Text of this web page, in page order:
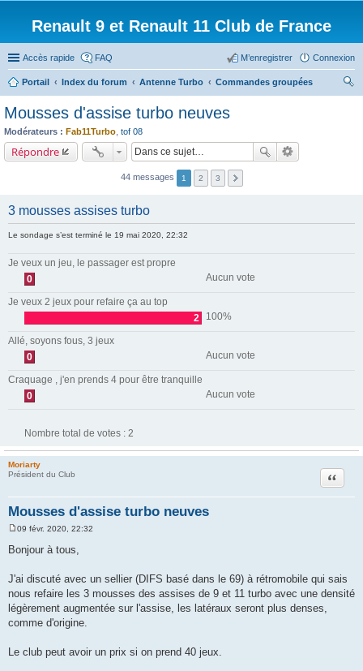
Renault 9 et Renault 11 Club de France
Accès rapide FAQ Connexion
M’enregistrer
Portail Index du forum Antenne Turbo
Commandes groupées
Mousses d'assise turbo neuves
Modérateurs : Fab11Turbo tof 08
Répondre
44 messages 1 2 3
3 mousses assises turbo
Le sondage s’est terminé le 19 mai 2020, 22:32
Je veux un jeu, le passager est propre
0
Aucun vote
Je veux 2 jeux pour refaire ça au top
2
100%
Allé, soyons fous, 3 jeux
0
Aucun vote
Craquage , j'en prends 4 pour être tranquille
0
Aucun vote
Nombre total de votes : 2
Moriarty
Président du Club
Mousses d'assise turbo neuves
Citation
s
a
g
e
09 févr. 2020, 22:32
Bonjour à tous,
J'ai discuté avec un sellier (DIFS basé dans le 69) à rétromobile qui sais
nous refaire les 3 mousses des assises de 9 et 11 turbo avec une densité
légèrement augmentée sur l'assise, les latéraux seront plus denses,
comme d'origine.
Le club peut avoir un prix si on prend 40 jeux.